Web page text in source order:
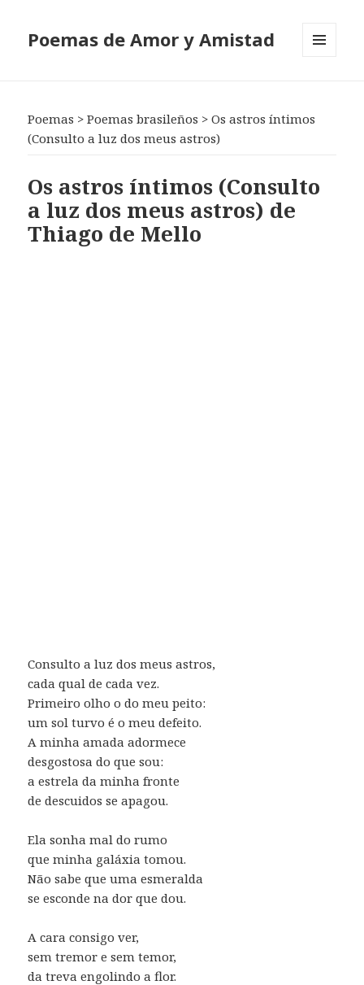
Poemas de Amor y Amistad
Poemas >Poemas brasileños >Os astros íntimos
(Consulto a luz dos meus astros)
Os astros íntimos (Consulto
a luz dos meus astros) de
Thiago de Mello
Consulto a luz dos meus astros,
cada qual de cada vez.
Primeiro olho o do meu peito:
um sol turvo é o meu defeito.
A minha amada adormece
desgostosa do que sou:
a estrela da minha fronte
de descuidos se apagou.
Ela sonha mal do rumo
que minha galáxia tomou.
Não sabe que uma esmeralda
se esconde na dor que dou.
A cara consigo ver,
sem tremor e sem temor,
da treva engolindo a flor.